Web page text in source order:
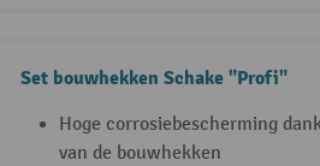
Set bouwhekken Schake "Profi"
Hoge corrosiebescherming
van de bouwhekken